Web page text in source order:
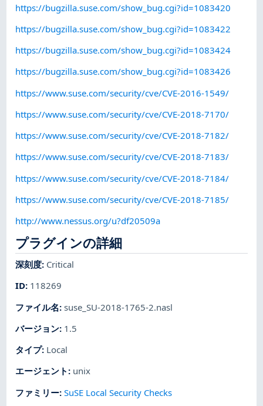
https://bugzilla.suse.com/show_bug.cgi?id=1083420
https://bugzilla.suse.com/show_bug.cgi?id=1083422
https://bugzilla.suse.com/show_bug.cgi?id=1083424
https://bugzilla.suse.com/show_bug.cgi?id=1083426
https://www.suse.com/security/cve/CVE-2016-1549/
https://www.suse.com/security/cve/CVE-2018-7170/
https://www.suse.com/security/cve/CVE-2018-7182/
https://www.suse.com/security/cve/CVE-2018-7183/
https://www.suse.com/security/cve/CVE-2018-7184/
https://www.suse.com/security/cve/CVE-2018-7185/
http://www.nessus.org/u?df20509a
プラグインの詳細
深刻度: Critical
ID: 118269
ファイル名:suse_SU-2018-1765-2.nasl
バージョン: 1.5
タイプ: Local
エージェント : unix
ファミリー:SuSE Local Security Checks